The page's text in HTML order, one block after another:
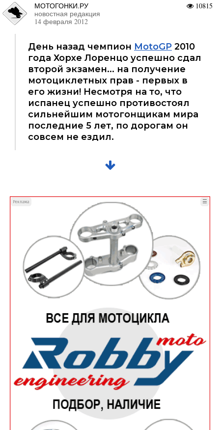
10815
МОТОГОНКИ.РУ
новостная редакция
14 февраля 2012
День назад чемпион MotoGP 2010
года Хорхе Лоренцо успешно сдал
второй экзамен... на получение
мотоциклетных прав - первых в
его жизни! Несмотря на то, что
испанец успешно противостоял
сильнейшим мотогонщикам мира
последние 5 лет, по дорогам он
совсем не ездил.
Реклама ☰